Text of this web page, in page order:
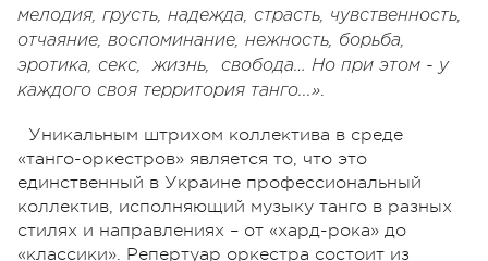
мелодия, грусть, надежда, страсть, чувственность,
отчаяние, воспоминание, нежность, борьба,
эротика, секс, жизнь, свобода… Но при этом - у
каждого своя территория танго...».
Уникальным штрихом коллектива в среде
«танго-оркестров» является то, что это
единственный в Украине профессиональный
коллектив, исполняющий музыку танго в разных
стилях и направлениях – от «хард-рока» до
«классики». Репертуар оркестра состоит из